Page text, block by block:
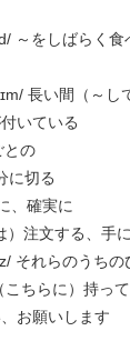
～をしばらく食
長い間（～し
いている
との
に切る
、確実に
）注文する、手
それらのうちの
ちらに）持っ
お願いします